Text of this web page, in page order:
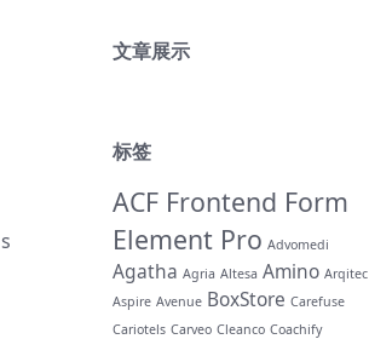
文章展示
标签
ACF Frontend Form
Element Pro Advomedi
Agatha Agria Altesa Amino Arqitec
Aspire Avenue BoxStore Carefuse
Cariotels Carveo Cleanco Coachify